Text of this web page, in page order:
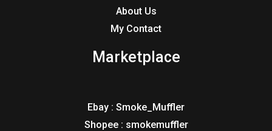
About Us
My Contact
Marketplace
Ebay : Smoke_Muffler
Shopee : smokemuffler